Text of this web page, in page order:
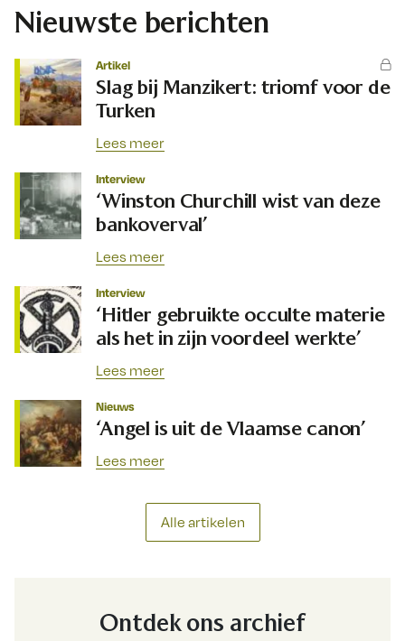
Nieuwste berichten
Artikel
Slag bij Manzikert: triomf voor de
Turken
Lees meer
Interview
‘Winston Churchill wist van deze
bankoverval’
Lees meer
Interview
‘Hitler gebruikte occulte materie
als het in zijn voordeel werkte’
Lees meer
Nieuws
‘Angel is uit de Vlaamse canon’
Lees meer
Alle artikelen
Ontdek ons archief